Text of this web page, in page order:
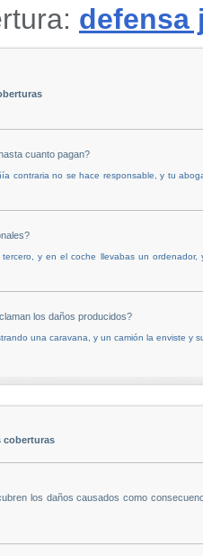
defensa
cuanto pagan?
contraria no se hace responsable, y tu
y en el coche llevabas un ordenador,
los daños producidos?
una caravana, y un camión la enviste y
coberturas
los daños causados como